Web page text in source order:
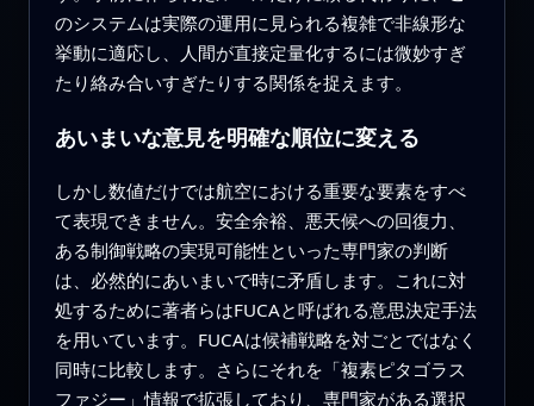
のシステムは実際の運用に見られる複雑で非線形な
挙動に適応し、人間が直接定量化するには微妙すぎ
たり絡み合いすぎたりする関係を捉えます。
あいまいな意見を明確な順位に変える
しかし数値だけでは航空における重要な要素をすべ
て表現できません。安全余裕、悪天候への回復力、
ある制御戦略の実現可能性といった専門家の判断
は、必然的にあいまいで時に矛盾します。これに対
処するために著者らはFUCAと呼ばれる意思決定手法
を用いています。FUCAは候補戦略を対ごとではなく
同時に比較します。さらにそれを「複素ピタゴラス
ファジー」情報で拡張しており、専門家がある選択